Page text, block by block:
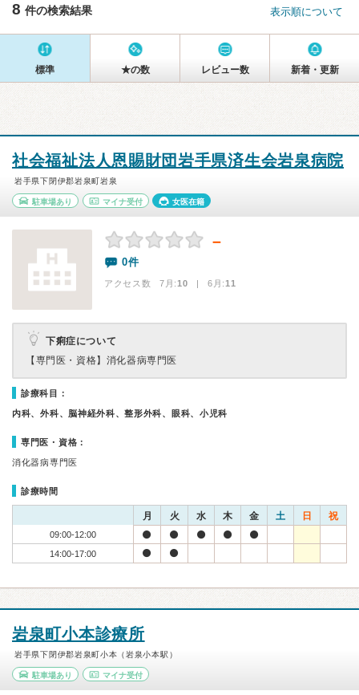
8 件の検索結果 表示順について
標準 ★の数 レビュー数 新着・更新
社会福祉法人恩賜財団岩手県済生会岩泉病院
岩手県下閉伊郡岩泉町岩泉
駐車場あり マイナ受付 女医在籍
－
0件
アクセス数 7月:10 | 6月:11
下痢症について
【専門医・資格】 消化器病専門医
診療科目：
内科、外科、脳神経外科、整形外科、眼科、小児科
専門医・資格：
消化器病専門医
診療時間
月 火 水 木 金 土 日 祝
09:00-12:00
14:00-17:00
岩泉町小本診療所
岩手県下閉伊郡岩泉町小本（岩泉小本駅）
駐車場あり マイナ受付